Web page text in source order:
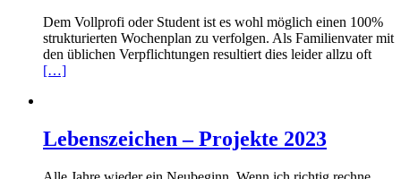
Dem Vollprofi oder Student ist es wohl möglich einen 100%
strukturierten Wochenplan zu verfolgen. Als Familienvater mit
den üblichen Verpflichtungen resultiert dies leider allzu oft
[…]
Lebenszeichen – Projekte 2023